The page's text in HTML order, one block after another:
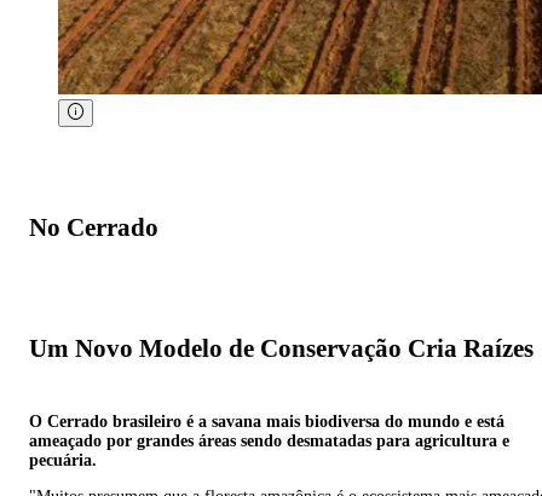
No Cerrado
Um Novo Modelo de Conservação Cria Raízes
O Cerrado brasileiro é a savana mais biodiversa do mundo e está
ameaçado por grandes áreas sendo desmatadas para agricultura e
pecuária.